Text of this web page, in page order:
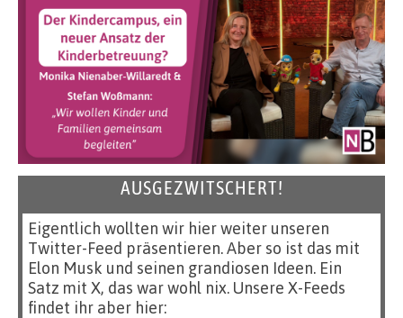
AUSGEZWITSCHERT!
Eigentlich wollten wir hier weiter unseren
Twitter-Feed präsentieren. Aber so ist das mit
Elon Musk und seinen grandiosen Ideen. Ein
Satz mit X, das war wohl nix. Unsere X-Feeds
findet ihr aber hier: